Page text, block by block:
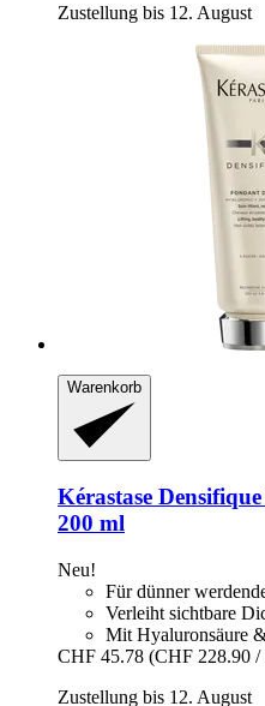
Zustellung bis 12. August
Warenkorb
Kérastase
200 ml
Neu!
Für dünner
Verleiht sichtbare
Mit Hyaluronsäure
CHF 45.78 (CHF 228.90 /
Zustellung bis 12. August